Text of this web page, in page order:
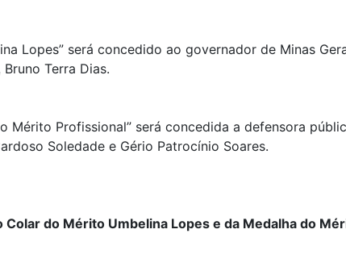
Lopes” será concedido ao governador de Minas
Terra Dias.
Mérito Profissional” será concedida a defensora
Soledade e Gério Patrocínio Soares.
Colar do Mérito Umbelina Lopes e da Medalha do